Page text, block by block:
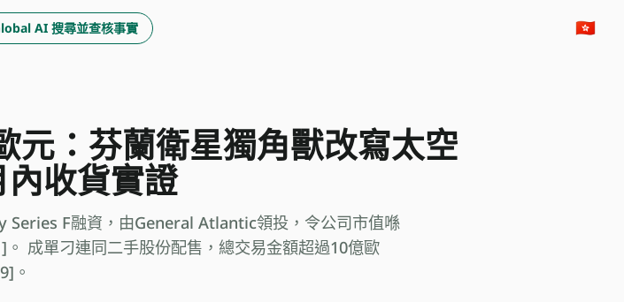
AI 搜尋並查核事實 🇭🇰
元：芬蘭衛星獨角獸改寫太空
收貨實證
Series F融資，由General Atlantic領投，令公司市值喺
成單刁連同二手股份配售，總交易金額超過10億歐
。